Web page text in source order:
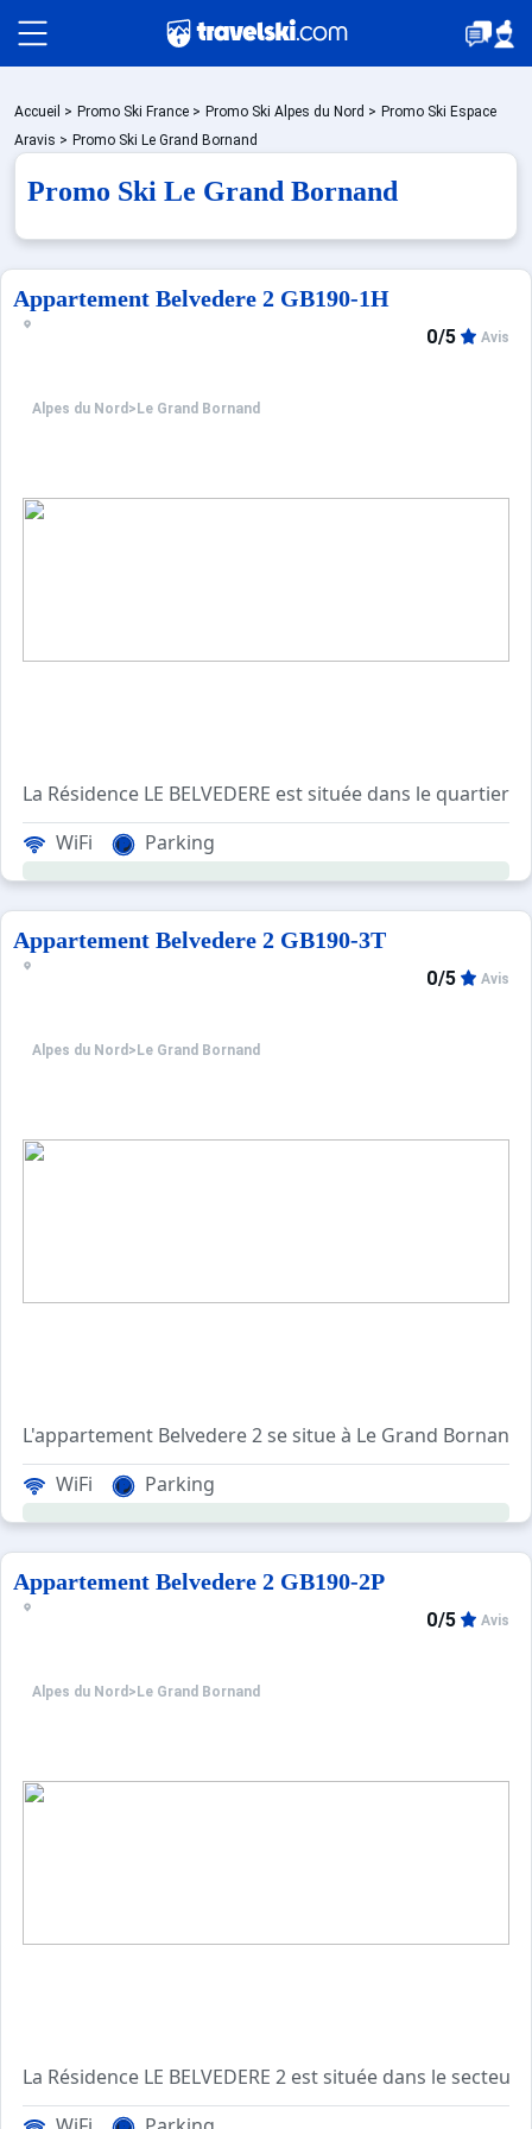
Packages
Stations
Accueil > Promo Ski France > Promo Ski Alpes du Nord > Promo Ski Espace
Aravis > Promo Ski Le Grand Bornand
Promo Ski Le Grand Bornand
Appartement Belvedere 2 GB190-1H
Alpes du Nord > Le Grand Bornand
0/5 Avis
La Résidence LE BELVEDERE est située dans le
Cet appartement de vacances, au 1er étage, comprend
Résidence non chauffée de début mai à mi-octobre.
Les Plus de cette location à la montagne : vue sur
Location classée Meublé de Tourisme 2 étoiles
WiFi Parking
Appartement Belvedere 2 GB190-3T
Alpes du Nord > Le Grand Bornand
0/5 Avis
L'appartement Belvedere 2 se situe à Le Grand Bornand.
La Résidence LE BELVEDERE 2 se situe dans le
Cet appartement de vacances, au 3ème étage,
Résidence non chauffée de début mai à mi-octobre.
Les Plus de cette location à la montagne : vue
WiFi Parking
Appartement Belvedere 2 GB190-2P
Alpes du Nord > Le Grand Bornand
0/5 Avis